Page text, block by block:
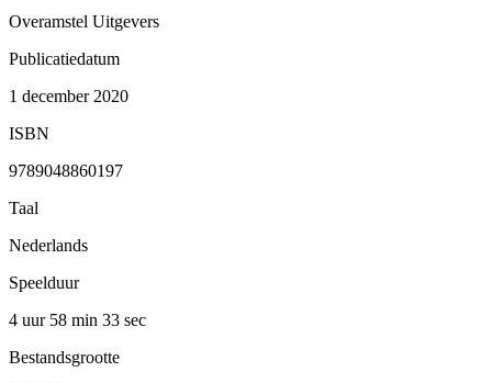
Overamstel Uitgevers
Publicatiedatum
1 december 2020
ISBN
9789048860197
Taal
Nederlands
Speelduur
4 uur 58 min 33 sec
Bestandsgrootte